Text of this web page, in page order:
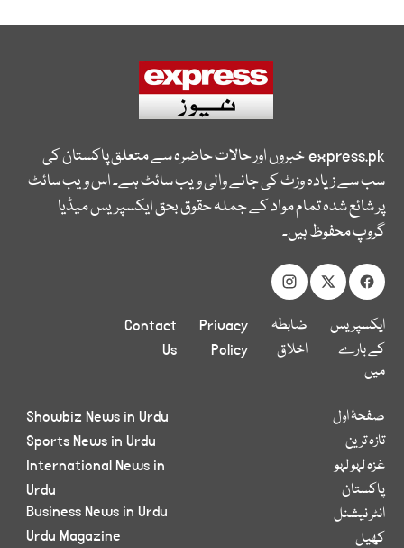
express.pkخبروں اور حالات حاضرہ سے متعلق پاکستان کی
سب سے زیادہ وزٹ کی جانے والی ویب سائٹ ہے۔ اس ویب سائٹ
پر شائع شدہ تمام مواد کے جملہ حقوق بحق ایکسپریس میڈیا
گروپ محفوظ ہیں۔
ایکسپریس
کے بارے
میں
ضابطہ
اخلاق
Privacy
Policy
Contact
Us
صفحۂ اول
تازہ ترین
غزہ لہو لہو
پاکستان
انٹر نیشنل
کھیل
Showbiz News in Urdu
Sports News in Urdu
International News in
Urdu
Business News in Urdu
Urdu Magazine